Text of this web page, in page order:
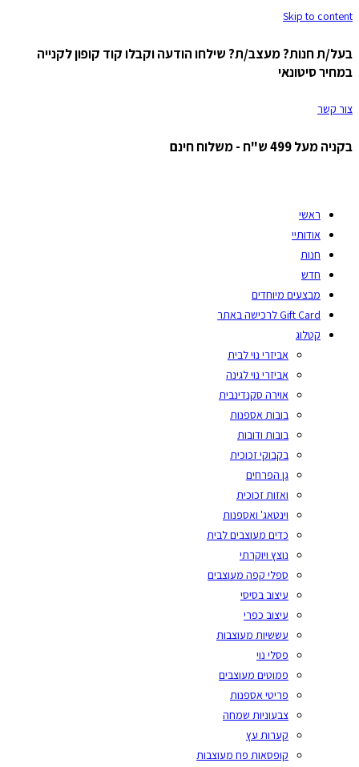
Skip to content
בעל/ת חנות? מעצב/ת? שילחו הודעה וקבלו קוד קופון לקנייה
במחיר סיטונאי
צור קשר
בקניה מעל 499 ש"ח - משלוח חינם
ראשי
אודותיי
חנות
חדש
מבצעים מיוחדים
Gift Card לרכישה באתר
קטלוג
אביזרי נוי לבית
אביזרי נוי לגינה
אוירה סקנדינבית
בובות אספנות
בובות ודובות
בקבוקי זכוכית
גן הפרחים
ואזות זכוכית
וינטאג' ואספנות
כדים מעוצבים לבית
נוצץ ויוקרתי
ספלי קפה מעוצבים
עיצוב בסיסי
עיצוב כפרי
עששיות מעוצבות
פסלי נוי
פמוטים מעוצבים
פריטי אספנות
צבעוניות שמחה
קערות עץ
קופסאות פח מעוצבות